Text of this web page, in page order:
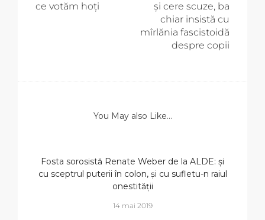
ce votăm hoți
și cere scuze, ba
chiar insistă cu
mîrlănia fascistoidă
despre copii
You May also Like...
Fosta sorosistă Renate Weber de la ALDE: și
cu sceptrul puterii în colon, și cu sufletu-n raiul
onestității
14 mai 2019